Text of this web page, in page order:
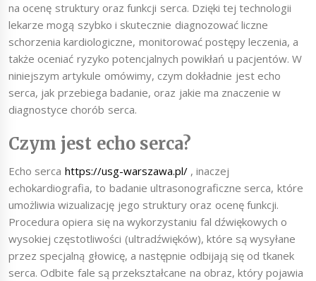
na ocenę struktury oraz funkcji serca. Dzięki tej technologii
lekarze mogą szybko i skutecznie diagnozować liczne
schorzenia kardiologiczne, monitorować postępy leczenia, a
także oceniać ryzyko potencjalnych powikłań u pacjentów. W
niniejszym artykule omówimy, czym dokładnie jest echo
serca, jak przebiega badanie, oraz jakie ma znaczenie w
diagnostyce chorób serca.
Czym jest echo serca?
Echo serca https://usg-warszawa.pl/, inaczej
echokardiografia, to badanie ultrasonograficzne serca, które
umożliwia wizualizację jego struktury oraz ocenę funkcji.
Procedura opiera się na wykorzystaniu fal dźwiękowych o
wysokiej częstotliwości (ultradźwięków), które są wysyłane
przez specjalną głowicę, a następnie odbijają się od tkanek
serca. Odbite fale są przekształcane na obraz, który pojawia